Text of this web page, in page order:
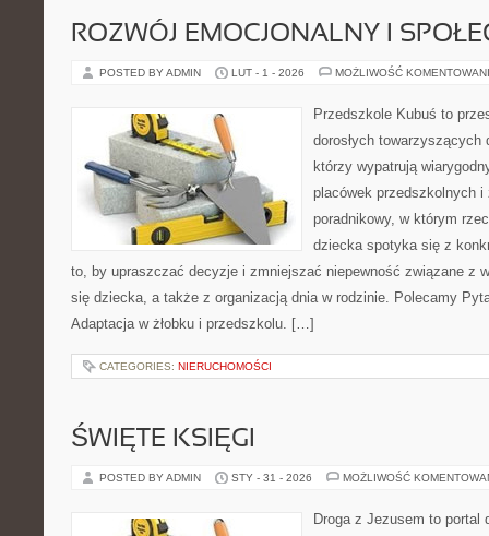
ROZWÓJ EMOCJONALNY I
POSTED BY ADMIN LUT - 1 - 2026 MOŻLIWOŚĆ
Przedszkole Kubuś to
dorosłych
którzy wypatrują
placówek przedszkolnych i
poradnikowy, w którym
dziecka spotyka się z
to, by upraszczać decyzje i zmniejszać niepewność związane z
się dziecka, a także z organizacją dnia w rodzinie. Polecamy
Adaptacja w żłobku i przedszkolu. […]
CATEGORIES: NIERUCHOMOŚCI
ŚWIĘTE KSIĘGI
POSTED BY ADMIN STY - 31 - 2026 MOŻLIWOŚĆ
Droga z Jezusem to portal